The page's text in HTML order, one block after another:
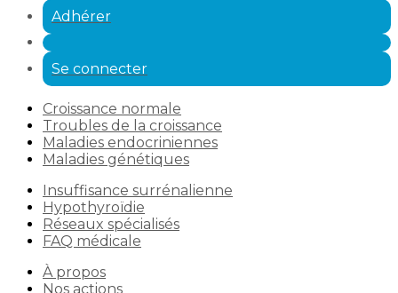
Adhérer
Se connecter
Croissance normale
Troubles de la croissance
Maladies endocriniennes
Maladies génétiques
Insuffisance surrénalienne
Hypothyroïdie
Réseaux spécialisés
FAQ médicale
À propos
Nos actions